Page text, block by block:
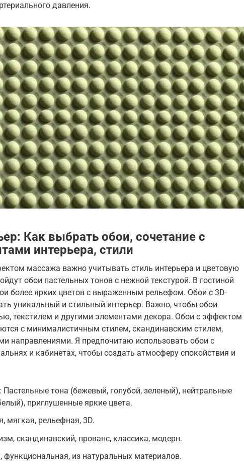
давления.
Как выбрать обои, сочетание с
интерьера, стили
массажа важно учитывать стиль интерьера и цветовую
обои пастельных тонов с нежной текстурой. В гостиной
более ярких цветов с выраженным рельефом. Обои с 3D-
уникальный и стильный интерьер. Важно, чтобы обои
текстилем и другими элементами декора. Обои с эффектом
с минималистичным стилем, скандинавским стилем,
направлениями. Я предпочитаю использовать обои с
и кабинетах, чтобы создать атмосферу спокойствия и
тона (бежевый, голубой, зеленый), нейтральные
приглушенные яркие цвета.
мягкая, рельефная, 3D.
скандинавский, прованс, классика, модерн.
функциональная, из натуральных материалов.